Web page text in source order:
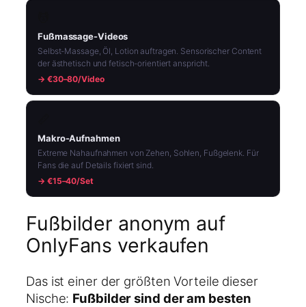
Fußmassage-Videos
Selbst-Massage, Öl, Lotion auftragen. Sensorischer Content
der ästhetisch und fetisch-orientiert anspricht.
→ €30–80/Video
Makro-Aufnahmen
Extreme Nahaufnahmen von Zehen, Sohlen, Fußgelenk. Für
Fans die auf Details fixiert sind.
→ €15–40/Set
Fußbilder anonym auf
OnlyFans verkaufen
Das ist einer der größten Vorteile dieser
Nische: Fußbilder sind der am besten